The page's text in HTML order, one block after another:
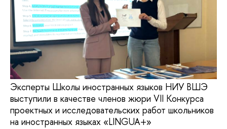
Эксперты Школы иностранных языков НИУ ВШЭ
выступили в качестве членов жюри VII Конкурса
проектных и исследовательских работ школьников
на иностранных языках «LINGUA+»